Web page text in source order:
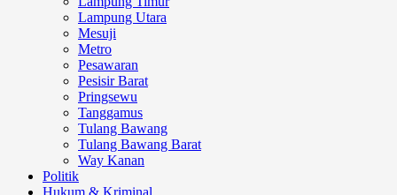
Lampung Utara
Mesuji
Metro
Pesawaran
Pesisir Barat
Pringsewu
Tanggamus
Tulang Bawang
Tulang Bawang Barat
Way Kanan
Politik
Hukum & Kriminal